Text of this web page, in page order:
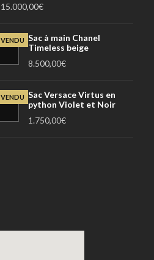
15.000,00€
VENDU Sac à main Chanel
Timeless beige
8.500,00€
VENDU Sac Versace Virtus en
python Violet et Noir
1.750,00€